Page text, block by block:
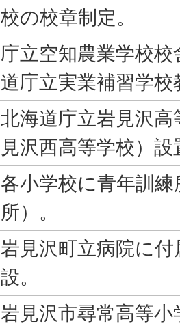
校の校章制定。
庁立空知農業学校
道庁立実業補習学
北海道庁立岩見沢
見沢西高等学校）設
各小学校に青年訓
所）。
岩見沢町立病院に
設。
岩見沢市尋常高等